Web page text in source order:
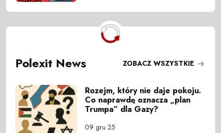
Polexit News ZOBACZ WSZYSTKIE
Rozejm, który nie daje pokoju.
Co naprawdę oznacza „plan
Trumpa” dla Gazy?
09 gru 25